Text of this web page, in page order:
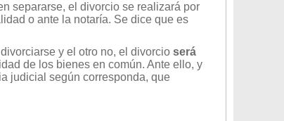
separarse, el divorcio se realizará por
o ante la notaría. Se dice que es
y el otro no, el divorcio será
de los bienes en común. Ante ello, y
judicial según corresponda, que